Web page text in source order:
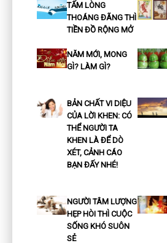
TẤM LÒNG
THOÁNG ĐÃNG THÌ
TIỀN ĐỒ RỘNG MỞ
NĂM MỚI, MONG
GÌ? LÀM GÌ?
BẢN CHẤT VI DIỆU
CỦA LỜI KHEN: CÓ
THỂ NGƯỜI TA
KHEN LÀ ĐỂ DÒ
XÉT, CẢNH CÁO
BẠN ĐẤY NHÉ!
NGƯỜI TÂM LƯỢNG
HẸP HÒI THÌ CUỘC
SỐNG KHÓ SUÔN
SẺ